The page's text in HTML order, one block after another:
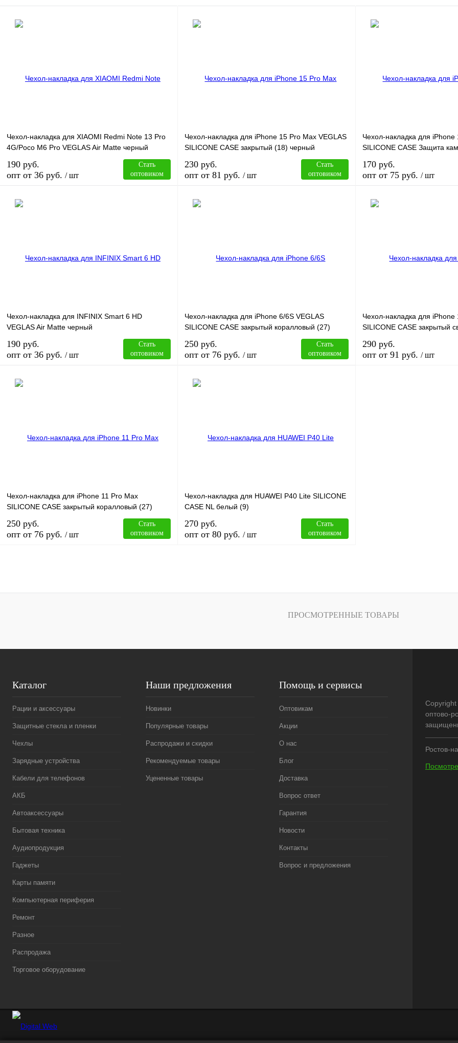
Чехол-накладка для XIAOMI Redmi Note 13 Pro
4G/Poco M6 Pro VEGLAS Air Matte черный
190 руб.
опт от 36 руб. / шт
Стать
оптовиком
В избранное
В
Чехол-накладка для iPhone 15 Pro Max VEGLAS
SILICONE CASE закрытый (18) черный
230 руб.
опт от 81 руб. / шт
Стать
оптовиком
В избранное
В
Чехол-накладка для
SILICONE CASE Защита
170 руб.
опт от 75 руб. / шт
В избранное
Чехол-накладка для INFINIX Smart 6 HD
VEGLAS Air Matte черный
190 руб.
опт от 36 руб. / шт
Стать
оптовиком
В избранное
В
Чехол-накладка для iPhone 6/6S VEGLAS
SILICONE CASE закрытый коралловый (27)
250 руб.
опт от 76 руб. / шт
Стать
оптовиком
В избранное
В
Чехол-накладка для iPhone
SILICONE CASE закрытый
290 руб.
опт от 91 руб. / шт
Чехол-накладка для iPhone 11 Pro Max
SILICONE CASE закрытый коралловый (27)
250 руб.
опт от 76 руб. / шт
Стать
оптовиком
Чехол-накладка для HUAWEI P40 Lite SILICONE
CASE NL белый (9)
270 руб.
опт от 80 руб. / шт
Стать
оптовиком
ПРОСМОТРЕННЫЕ ТОВАРЫ
Каталог
Рации и аксессуары
Защитные стекла и пленки
Чехлы
Зарядные устройства
Кабели для телефонов
АКБ
Автоаксессуары
Бытовая техника
Аудиопродукция
Гаджеты
Карты памяти
Компьютерная периферия
Ремонт
Разное
Распродажа
Торговое оборудование
Наши предложения
Новинки
Популярные товары
Распродажи и скидки
Рекомендуемые товары
Уцененные товары
Помощь и сервисы
Оптовикам
Акции
О нас
Блог
Доставка
Вопрос ответ
Гарантия
Новости
Контакты
Вопрос и предложения
оптово-
Ростов-